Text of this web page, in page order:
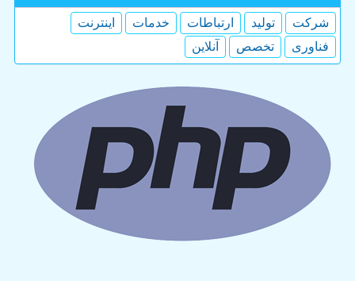
شركت تولید ارتباطات خدمات
اینترنت
فناوری
تخصص آنلاین